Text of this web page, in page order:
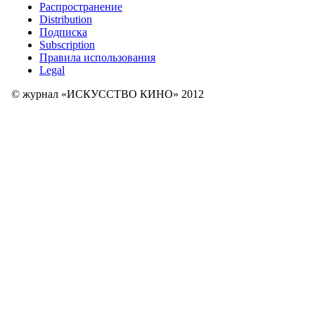
Распространение
Distribution
Подписка
Subscription
Правила использования
Legal
© журнал «ИСКУССТВО КИНО» 2012